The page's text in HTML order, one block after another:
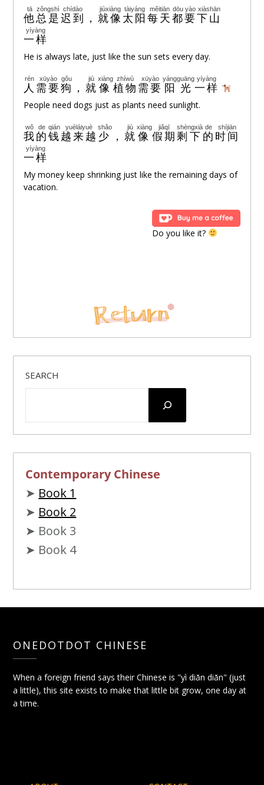
他
tā
总是
zǒngshì
迟到
chídào
， 就像
jiùxiàng
太阳
tàiyáng
每天
měitiān
都
dōu
要
yào
下山
xiàshān
一样
yíyàng
He is always late, just like the sun sets every day.
人
rén
需要
xūyào
狗
gǒu
， 就
jiù
像
xiàng
植物
zhíwù
需要
xūyào
阳光
yángguāng
一样
yíyàng
People need dogs just as plants need sunlight.
我
wǒ
的
de
钱
qián
越来越
yuèláiyuè
少
shǎo
， 就
jiù
像
xiàng
假期
jiǎqī
剩下
shèngxià
的
de
时间
shíjiān
一样
yíyàng
My money keep shrinking just like the remaining days of
vacation.
Do you like it?
SEARCH
Contemporary Chinese
➤ Book 1
➤ Book 2
➤ Book 3
➤ Book 4
ONEDOTDOT CHINESE
When a foreign friend says their Chinese is "yì diǎn diǎn" (just
a little), this site exists to make that little bit grow, one day at
a time.